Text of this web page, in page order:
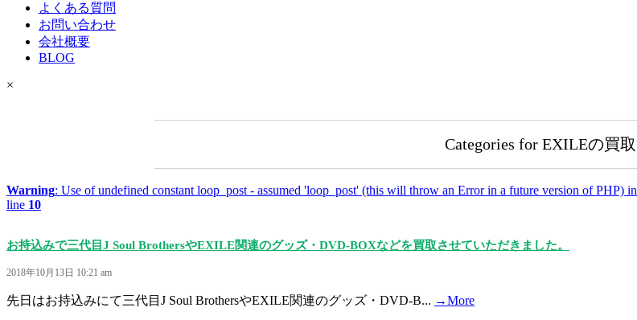
よくある質問
お問い合わせ
会社概要
BLOG
×
Categories for EXILEの買取
Warning: Use of undefined constant loop_post - assumed 'loop_post' (this will throw an Error in a future version of PHP) in
line 10
お持込みで三代目J Soul BrothersやEXILE関連のグッズ・DVD-BOXなどを買取させていただきました。
2018年10月13日 10:21 am
先日はお持込みにて三代目J Soul BrothersやEXILE関連のグッズ・DVD-B... →More